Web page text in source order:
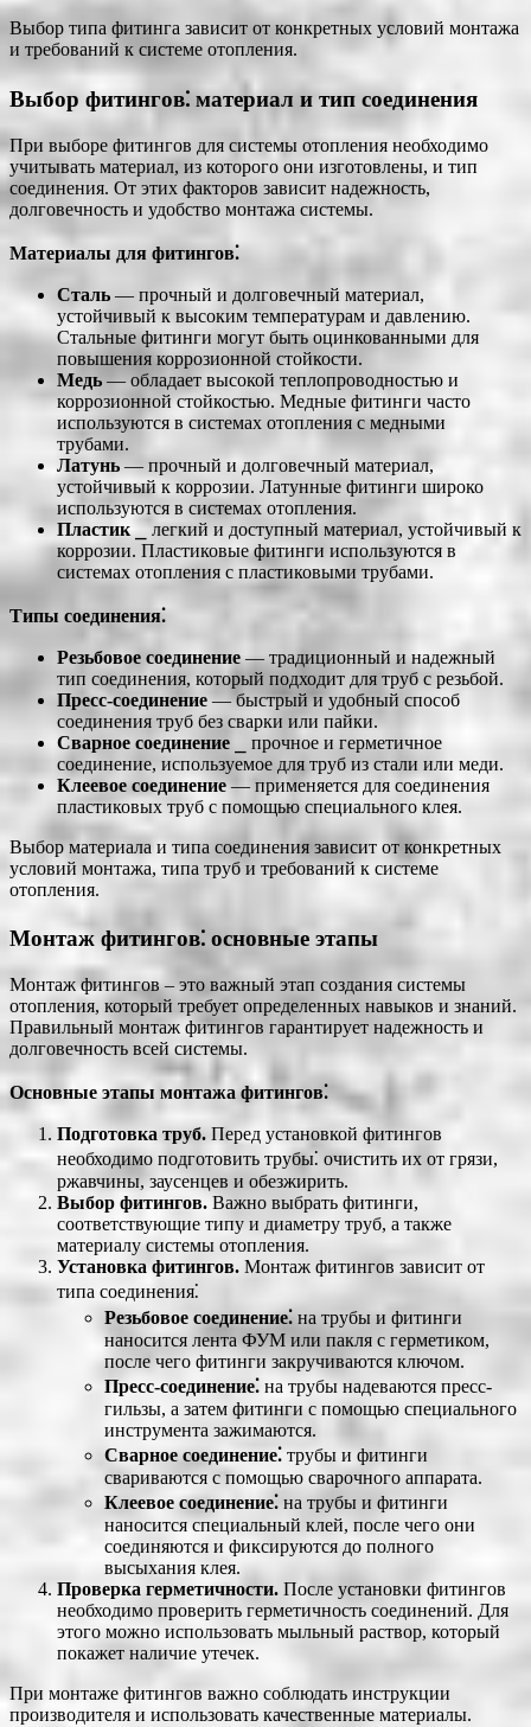
Выбор типа фитинга зависит от конкретных условий монтажа
и требований к системе отопления.
Выбор фитингов⁚ материал и тип соединения
При выборе фитингов для системы отопления необходимо
учитывать материал, из которого они изготовлены, и тип
соединения. От этих факторов зависит надежность,
долговечность и удобство монтажа системы.
Материалы для фитингов⁚
Сталь― прочный и долговечный материал,
устойчивый к высоким температурам и давлению.
Стальные фитинги могут быть оцинкованными для
повышения коррозионной стойкости.
Медь ― обладает высокой теплопроводностью и
коррозионной стойкостью. Медные фитинги часто
используются в системах отопления с медными
трубами.
Латунь ― прочный и долговечный материал,
устойчивый к коррозии. Латунные фитинги широко
используются в системах отопления.
Пластик ⎯ легкий и доступный материал, устойчивый к
коррозии. Пластиковые фитинги используются в
системах отопления с пластиковыми трубами.
Типы соединения⁚
Резьбовое соединение― традиционный и надежный
тип соединения, который подходит для труб с резьбой.
Пресс-соединение― быстрый и удобный способ
соединения труб без сварки или пайки.
Сварное соединение ⎯ прочное и герметичное
соединение, используемое для труб из стали или меди.
Клеевое соединение― применяется для соединения
пластиковых труб с помощью специального клея.
Выбор материала и типа соединения зависит от конкретных
условий монтажа, типа труб и требований к системе
отопления.
Монтаж фитингов⁚ основные этапы
Монтаж фитингов – это важный этап создания системы
отопления, который требует определенных навыков и знаний.
Правильный монтаж фитингов гарантирует надежность и
долговечность всей системы.
Основные этапы монтажа фитингов⁚
Подготовка труб. Перед установкой фитингов
необходимо подготовить трубы⁚ очистить их от грязи,
ржавчины, заусенцев и обезжирить.
Выбор фитингов. Важно выбрать фитинги,
соответствующие типу и диаметру труб, а также
материалу системы отопления.
Установка фитингов. Монтаж фитингов зависит от
типа соединения⁚
Резьбовое соединение⁚ на трубы и фитинги
наносится лента ФУМ или пакля с герметиком,
после чего фитинги закручиваются ключом.
Пресс-соединение⁚ на трубы надеваются пресс-
гильзы, а затем фитинги с помощью специального
инструмента зажимаются.
Сварное соединение⁚ трубы и фитинги
свариваются с помощью сварочного аппарата.
Клеевое соединение⁚ на трубы и фитинги
наносится специальный клей, после чего они
соединяются и фиксируются до полного
высыхания клея.
Проверка герметичности. После установки фитингов
необходимо проверить герметичность соединений. Для
этого можно использовать мыльный раствор, который
покажет наличие утечек.
При монтаже фитингов важно соблюдать инструкции
производителя и использовать качественные материалы.